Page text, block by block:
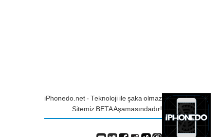
iPhonedo.net - Teknoloji ile şaka olmaz
Sitemiz BETA Aşamasındadır!